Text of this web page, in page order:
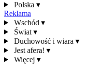
Polska ▾
Reklama
Wschód ▾
Świat ▾
Duchowość i wiara ▾
Jest afera! ▾
Więcej ▾